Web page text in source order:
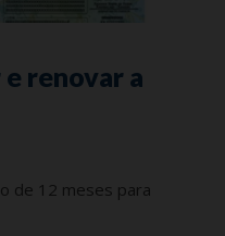
renovar a
de 12 meses para